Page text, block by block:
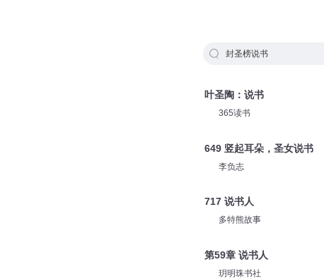
封圣榜说书
叶圣陶：说书
365读书
649 竖起耳朵，圣女说书
李负志
717 说书人
多特熊故事
第59章 说书人
玥明珠书社